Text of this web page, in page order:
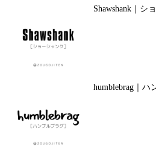
Shawshank｜シ
humblebrag｜ハ